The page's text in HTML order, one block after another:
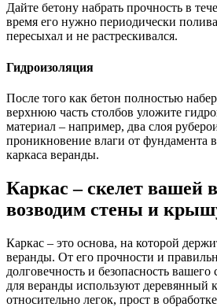
Дайте бетону набрать прочность в
время его нужно периодически
пересыхал и не растрескивался.
Гидроизоляция
После того как бетон полностью
верхнюю часть столбов уложите
материал – например, два слоя
проникновение влаги от фундамента
каркаса веранды.
Каркас – скелет вашей
возводим стены и
Каркас – это основа, на которой
веранды. От его прочности и
долговечность и безопасность
для веранды используют деревянный
относительно легок, прост в